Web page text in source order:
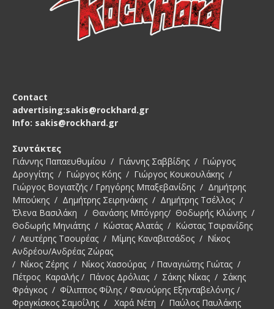
Contact
advertising:sakis@rockhard.gr
Info: sakis@rockhard.gr
Συντάκτες
Γιάννης Παπαευθυμίου / Γιάννης Σαββίδης / Γιώργος
Δρογγίτης / Γιώργος Κόης / Γιώργος Κουκουλάκης /
Γιώργος Βογιατζής / Γρηγόρης Μπαξεβανίδης / Δημήτρης
Μπούκης / Δημήτρης Σειρηνάκης / Δημήτρης Τσέλλος /
Έλενα Βασιλάκη / Θανάσης Μπόγρης/ Θοδωρής Κλώνης /
Θοδωρής Μηνιάτης / Κώστας Αλατάς / Κώστας Τσιρανίδης
/ Λευτέρης Τσουρέας / Μίμης Καναβιτσάδος / Νίκος
Ανδρέου/Ανδρέας Ζώρας
/ Νίκος Ζέρης / Νίκος Χασούρας / Παναγιώτης Γιώτας /
Πέτρος Καραλής / Πάνος Δρόλιας / Σάκης Νίκας / Σάκης
Φράγκος / Φίλιππος Φίλης / Φανούρης Εξηνταβελόνης /
Φραγκίσκος Σαμοΐλης / Χαρά Νέτη / Παύλος Παυλάκης